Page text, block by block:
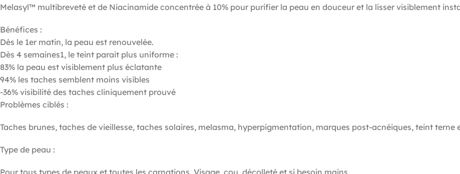
Melasyl™ multibreveté et de Niacinamide concentrée à 10% pour purifier la peau en douceur et la lisser visiblement
​Bénéfices : ​
Dès le 1er matin, la peau est renouvelée. ​
Dès 4 semaines1, le teint parait plus uniforme :​​
83% la peau est visiblement plus éclatante
94% les taches semblent moins visibles
​-36% visibilité des taches cliniquement prouvé
​Problèmes ciblés :
Taches brunes, taches de vieillesse, taches solaires, melasma, hyperpigmentation, marques post-acnéiques, teint terne
Type de peau : ​
Pour tous types de peaux et toutes les carnations. Visage, cou, décolleté et si besoin mains.